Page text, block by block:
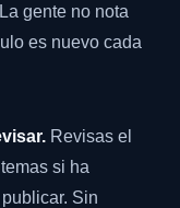
gente no nota
es nuevo cada
Revisas el
si ha
Sin